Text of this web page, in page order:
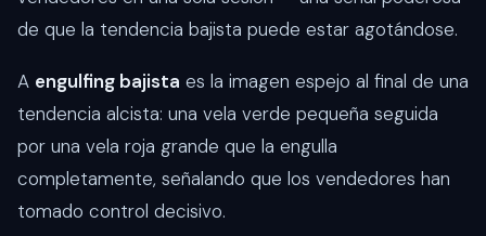
de que la tendencia bajista puede estar agotándose.
A engulfing bajista es la imagen espejo al final de una
tendencia alcista: una vela verde pequeña seguida
por una vela roja grande que la engulla
completamente, señalando que los vendedores han
tomado control decisivo.